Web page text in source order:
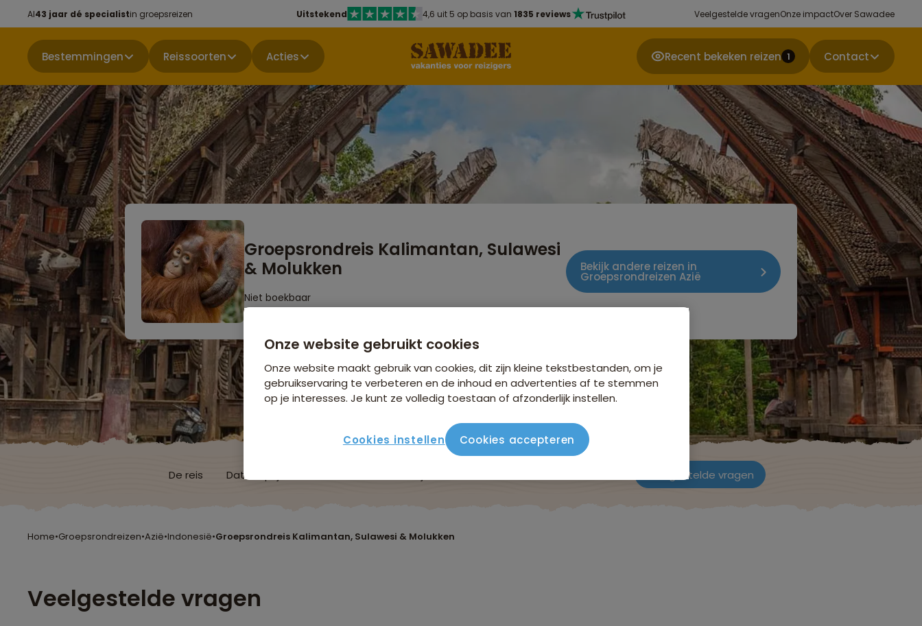
Al43 jaar dé specialistin groepsreizen Uitstekend 4,6 uit 5 op basis van 1835 reviews Veelgestelde vragenOnze impactOver Sawadee
Bestemmingen Reissoorten Acties Recent bekeken reizen 1 Contact
Groepsrondreis Kalimantan, Sulawesi
& Molukken
Niet boekbaar
Bekijk andere reizen in
Groepsrondreizen Azië
De reis Data & prijzen Veelgestelde vragen
Home•Groepsrondreizen•Azië•Indonesië•Groepsrondreis Kalimantan, Sulawesi & Molukken
Veelgestelde vragen
Onze website gebruikt cookies
Onze website maakt gebruik van cookies, dit zijn kleine tekstbestanden, om je
gebruikservaring te verbeteren en de inhoud en advertenties af te stemmen
op je interesses. Je kunt ze volledig toestaan of afzonderlijk instellen.
Cookies instellen Cookies accepteren